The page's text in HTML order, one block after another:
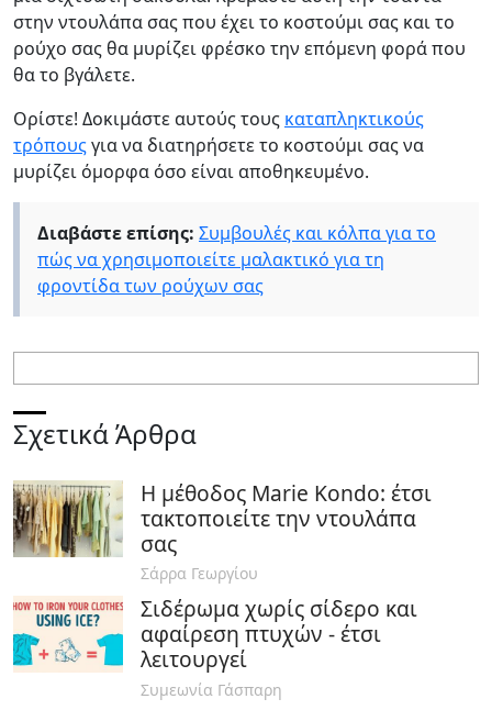
στην ντουλάπα σας που έχει το κοστούμι σας και το
ρούχο σας θα μυρίζει φρέσκο την επόμενη φορά που
θα το βγάλετε.
Ορίστε! Δοκιμάστε αυτούς τους καταπληκτικούς
τρόπουςγια να διατηρήσετε το κοστούμι σας να
μυρίζει όμορφα όσο είναι αποθηκευμένο.
Διαβάστε επίσης: Συμβουλές και κόλπα για το
πώς να χρησιμοποιείτε μαλακτικό για τη
φροντίδα των ρούχων σας
Σχετικά Άρθρα
Η μέθοδος Marie Kondo: έτσι
τακτοποιείτε την ντουλάπα
σας
Σάρρα Γεωργίου
Σιδέρωμα χωρίς σίδερο και
αφαίρεση πτυχών - έτσι
λειτουργεί
Συμεωνία Γάσπαρη